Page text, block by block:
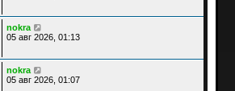
nokra
05 авг 2026, 01:13
nokra
05 авг 2026, 01:07